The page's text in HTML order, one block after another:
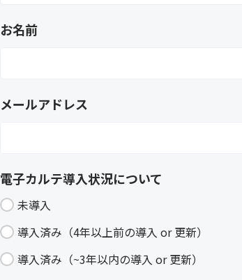
お名前
メールアドレス
電子カルテ導入状況について
未導入
導入済み（4年以上前の導入 or 更新）
導入済み（~3年以内の導入 or 更新）